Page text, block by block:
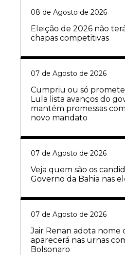
08 de Agosto de 2026
Eleição de 2026 não
chapas competitivas
07 de Agosto de 2026
Cumpriu ou só
Lula lista avanços do
mantém promessas
novo mandato
07 de Agosto de 2026
Veja quem são os
Governo da Bahia nas
07 de Agosto de 2026
Jair Renan adota nome
aparecerá nas urnas
Bolsonaro